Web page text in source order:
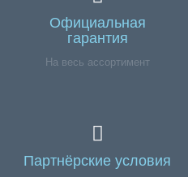
Официальная
гарантия
На весь ассортимент
Партнёрские условия